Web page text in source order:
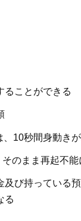
ることができる
、10秒間身動き
そのまま再起不能
び持っている
る